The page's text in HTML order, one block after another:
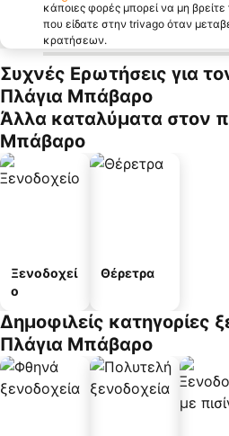
κάποιες φορές μπορεί να μη
που είδατε στην trivago όταν
κρατήσεων.
Συχνές Ερωτήσεις για
Πλάγια Μπάβαρο
Άλλα καταλύματα στον
Μπάβαρο
Ξενοδοχεί
ο
Θέρετρα
Δημοφιλείς κατηγορίες
Πλάγια Μπάβαρο